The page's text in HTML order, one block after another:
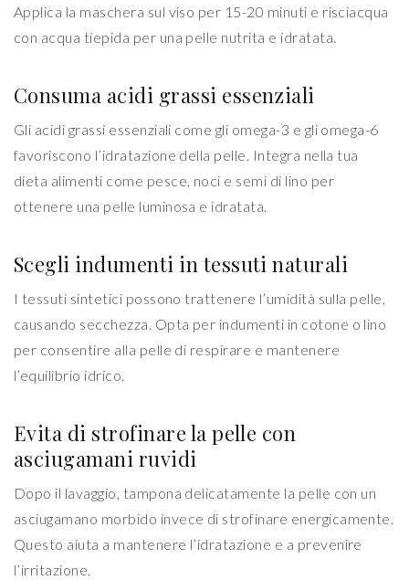
Applica la maschera sul viso per 15-20 minuti e risciacqua
con acqua tiepida per una pelle nutrita e idratata.
Consuma acidi grassi essenziali
Gli acidi grassi essenziali come gli omega-3 e gli omega-6
favoriscono l’idratazione della pelle. Integra nella tua
dieta alimenti come pesce, noci e semi di lino per
ottenere una pelle luminosa e idratata.
Scegli indumenti in tessuti naturali
I tessuti sintetici possono trattenere l’umidità sulla pelle,
causando secchezza. Opta per indumenti in cotone o lino
per consentire alla pelle di respirare e mantenere
l’equilibrio idrico.
Evita di strofinare la pelle con
asciugamani ruvidi
Dopo il lavaggio, tampona delicatamente la pelle con un
asciugamano morbido invece di strofinare energicamente.
Questo aiuta a mantenere l’idratazione e a prevenire
l’irritazione.